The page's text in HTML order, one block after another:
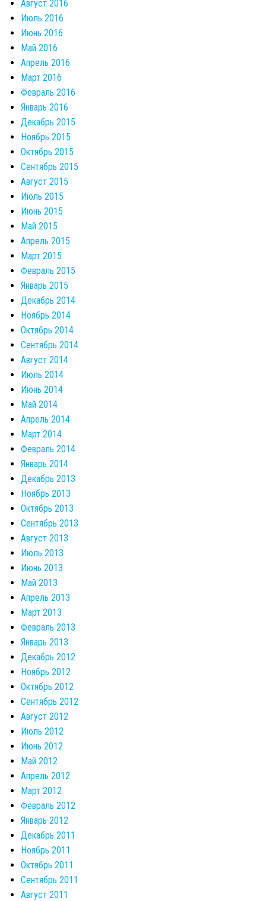
Август 2016
Июль 2016
Июнь 2016
Май 2016
Апрель 2016
Март 2016
Февраль 2016
Январь 2016
Декабрь 2015
Ноябрь 2015
Октябрь 2015
Сентябрь 2015
Август 2015
Июль 2015
Июнь 2015
Май 2015
Апрель 2015
Март 2015
Февраль 2015
Январь 2015
Декабрь 2014
Ноябрь 2014
Октябрь 2014
Сентябрь 2014
Август 2014
Июль 2014
Июнь 2014
Май 2014
Апрель 2014
Март 2014
Февраль 2014
Январь 2014
Декабрь 2013
Ноябрь 2013
Октябрь 2013
Сентябрь 2013
Август 2013
Июль 2013
Июнь 2013
Май 2013
Апрель 2013
Март 2013
Февраль 2013
Январь 2013
Декабрь 2012
Ноябрь 2012
Октябрь 2012
Сентябрь 2012
Август 2012
Июль 2012
Июнь 2012
Май 2012
Апрель 2012
Март 2012
Февраль 2012
Январь 2012
Декабрь 2011
Ноябрь 2011
Октябрь 2011
Сентябрь 2011
Август 2011